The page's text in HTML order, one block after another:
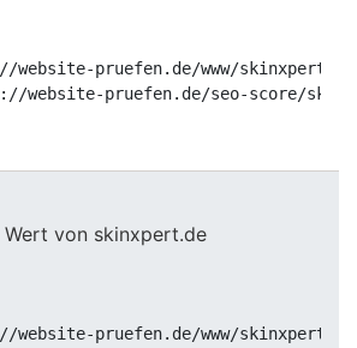
pruefen.de/www/
website-pruefen.de/seo-score/
pruefen.de/www/